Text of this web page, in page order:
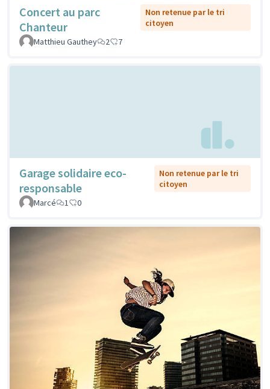
Concert au parc
Chanteur
Non retenue par le tri
citoyen
Matthieu Gauthey
2 7
Garage solidaire eco-
responsable
Non retenue par le tri
citoyen
Marcé
1 0